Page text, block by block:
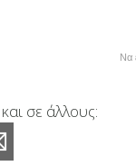
Να
σε άλλους: